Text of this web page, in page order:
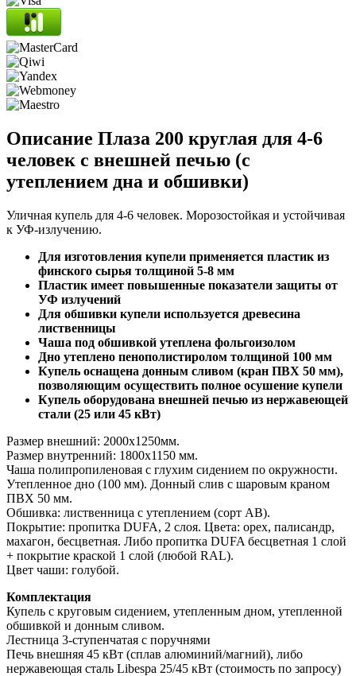
Описание Плаза 200 круглая для 4-6
человек с внешней печью (с
утеплением дна и обшивки)
Уличная купель для 4-6 человек. Морозостойкая и устойчивая
к УФ-излучению.
Для изготовления купели применяется пластик из
финского сырья толщиной 5-8 мм
Пластик имеет повышенные показатели защиты от
УФ излучений
Для обшивки купели используется древесина
лиственницы
Чаша под обшивкой утеплена фольгоизолом
Дно утеплено пенополистиролом толщиной 100 мм
Купель оснащена донным сливом (кран ПВХ 50 мм),
позволяющим осуществить полное осушение купели
Купель оборудована внешней печью из нержавеющей
стали (25 или 45 кВт)
Размер внешний: 2000х1250мм.
Размер внутренний: 1800х1150 мм.
Чаша полипропиленовая с глухим сидением по окружности.
Утепленное дно (100 мм). Донный слив с шаровым краном
ПВХ 50 мм.
Обшивка: лиственница с утеплением (сорт АВ).
Покрытие: пропитка DUFA, 2 слоя. Цвета: орех, палисандр,
махагон, бесцветная. Либо пропитка DUFA бесцветная 1 слой
+ покрытие краской 1 слой (любой RAL).
Цвет чаши: голубой.
Комплектация
Купель с круговым сидением, утепленным дном, утепленной
обшивкой и донным сливом.
Лестница 3-ступенчатая с поручнями
Печь внешняя 45 кВт (сплав алюминий/магний), либо
нержавеющая сталь Libespa 25/45 кВт (стоимость по запросу)